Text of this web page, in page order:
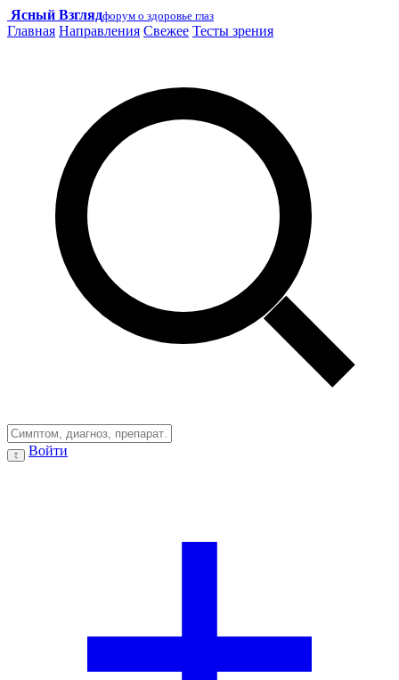
Ясный Взглядфорум о здоровье глаз
Главная Направления Свежее Тесты зрения
Войти